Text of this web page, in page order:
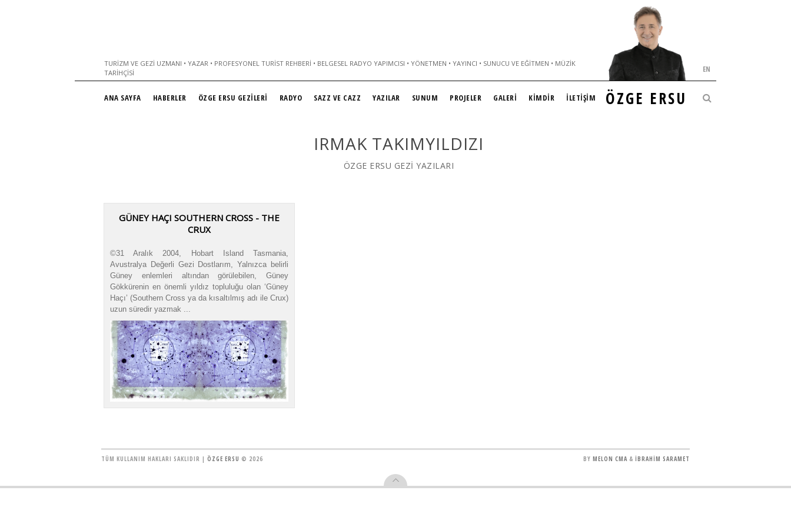
TURIZM VE GEZI UZMANI • YAZAR • PROFESYONEL TURIST REHBERI • BELGESEL RADYO YAPIMCISI • YÖNETMEN • YAYINCI • SUNUCU VE EĞITMEN • MÜZIK
TARIHÇISI
ÖZGE ERSU
EN
ANA SAYFA HABERLER ÖZGE ERSU GEZİLERİ RADYO SAZZ VE CAZZ YAZILAR SUNUM PROJELER GALERİ KİMDİR İLETİŞİM
IRMAK TAKIMYILDIZI
ÖZGE ERSU GEZİ YAZILARI
GÜNEY HAÇI SOUTHERN CROSS - THE
CRUX
©31 Aralık 2004, Hobart Island Tasmania,
Avustralya Değerli Gezi Dostlarım, Yalnızca belirli
Güney enlemleri altından görülebilen, Güney
Gökkürenin en önemli yıldız topluluğu olan ‘Güney
Haçı’ (Southern Cross ya da kısaltılmış adı ile Crux)
uzun süredir yazmak ...
TÜM KULLANIM HAKLARI SAKLIDIR | ÖZGE ERSU © 2026 BY MELON CMA & İBRAHİM SARAMET